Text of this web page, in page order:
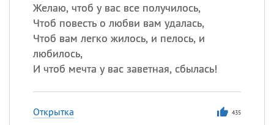
Желаю, чтоб у вас все получилось,
Чтоб повесть о любви вам удалась,
Чтоб вам легко жилось, и пелось, и
любилось,
И чтоб мечта у вас заветная, сбылась!
Открытка 435
Посмотреть значение
происхождение